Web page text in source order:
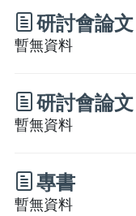
研討會論文
暫無資料
研討會論文
暫無資料
專書
暫無資料